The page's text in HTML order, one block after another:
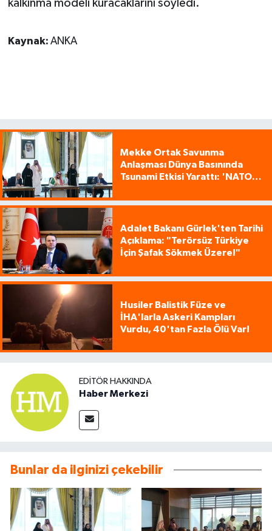
kalkınma modeli kuracaklarını söyledi.
Kaynak: ANKA
Mekke Ortak Savunma
Anlaşması Dünya Basınında
Tsunami Etkisi Yarattı: 'NATO
Adalet Bakanı Gürlek'ten Tarihi
Açıklama: "Terörsüz Türkiye
İçin Şafak Sökmek Üzere!"
Husiler Balistik Füze ve
İHA'larla Askeri Kampları
Vurdu, 40'tan Fazla Ölü Var!
EDITÖR HAKKINDA
Haber Merkezi
Bunlar da ilginizi çekebilir